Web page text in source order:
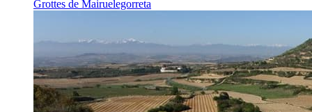
Grottes de Mairuelegorreta